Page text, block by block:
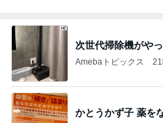
次世代掃除機がや
Amebaトピックス
かとうかず子 薬を